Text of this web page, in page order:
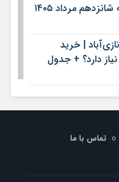
قیمت طلا و سکه روز جمعه شانزدهم مرداد ۱۴۰۵
| خرید
نیاز دارد؟ + جدول
هشتمین عرضه اولیه فرابورس در سال ۱۴۰۵ / جزئیات
| رهن و
دارد؟ + جدول
تماس با ما